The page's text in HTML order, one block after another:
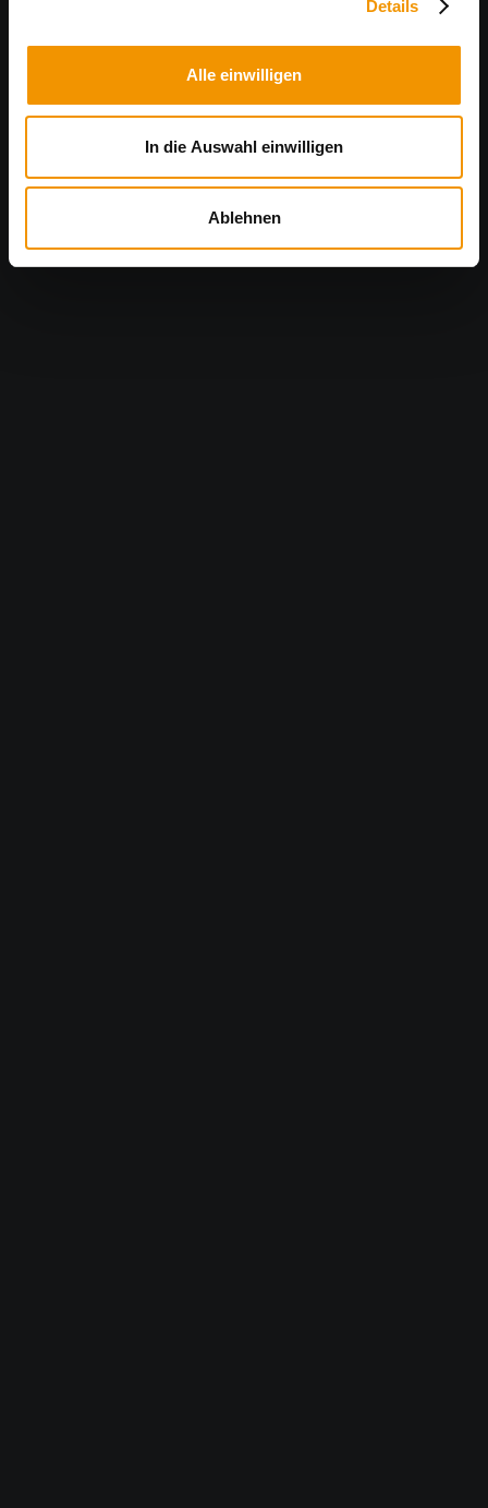
Details
Alle einwilligen
In die Auswahl einwilligen
Ablehnen